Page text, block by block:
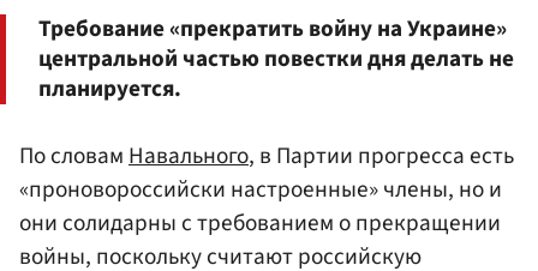
Требование «прекратить войну на Украине»
центральной частью повестки дня делать не
планируется.
По словамНавального, в Партии прогресса есть
«проновороссийски настроенные» члены, но и
они солидарны с требованием о прекращении
войны, поскольку считают российскую